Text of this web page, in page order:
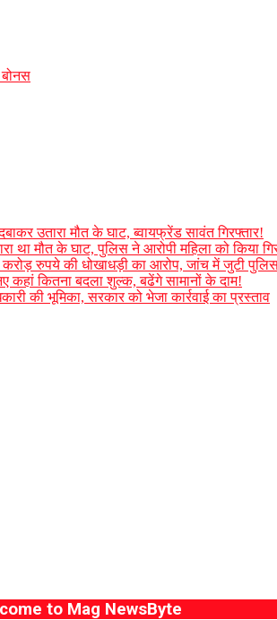
उतारा मौत के घाट, ब्वायफ्रेंड सावंत गिरफ्तार!
था मौत के घाट, पुलिस ने आरोपी महिला को किया
करोड़ रुपये की धोखाधड़ी का आरोप, जांच में जुटी
कहां कितना बदला शुल्क, बढेंगे सामानों के दाम!
की भूमिका, सरकार को भेजा कार्रवाई का प्रस्ताव
to Mag NewsByte